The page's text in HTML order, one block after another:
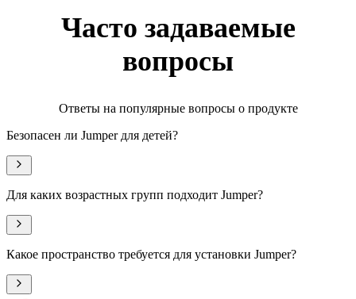
Часто задаваемые
вопросы
Ответы на популярные вопросы о продукте
Безопасен ли Jumper для детей?
Для каких возрастных групп подходит Jumper?
Какое пространство требуется для установки Jumper?